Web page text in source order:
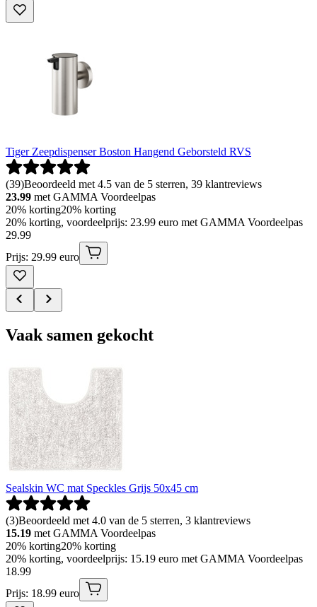
Tiger Zeepdispenser Boston Hangend Geborsteld RVS
(39)Beoordeeld met 4.5 van de 5 sterren, 39 klantreviews
23.99 met GAMMA Voordeelpas
20% korting20% korting
20% korting, voordeelprijs: 23.99 euro met GAMMA Voordeelpas
29.99
Prijs: 29.99 euro
Vaak samen gekocht
Sealskin WC mat Speckles Grijs 50x45 cm
(3)Beoordeeld met 4.0 van de 5 sterren, 3 klantreviews
15.19 met GAMMA Voordeelpas
20% korting20% korting
20% korting, voordeelprijs: 15.19 euro met GAMMA Voordeelpas
18.99
Prijs: 18.99 euro